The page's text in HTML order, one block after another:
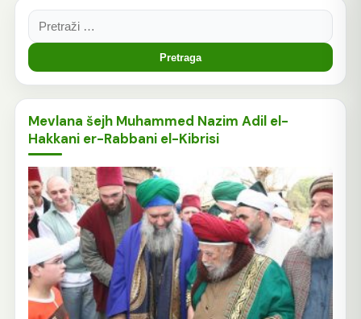
Pretraga:
Mevlana šejh Muhammed Nazim Adil el-
Hakkani er-Rabbani el-Kibrisi